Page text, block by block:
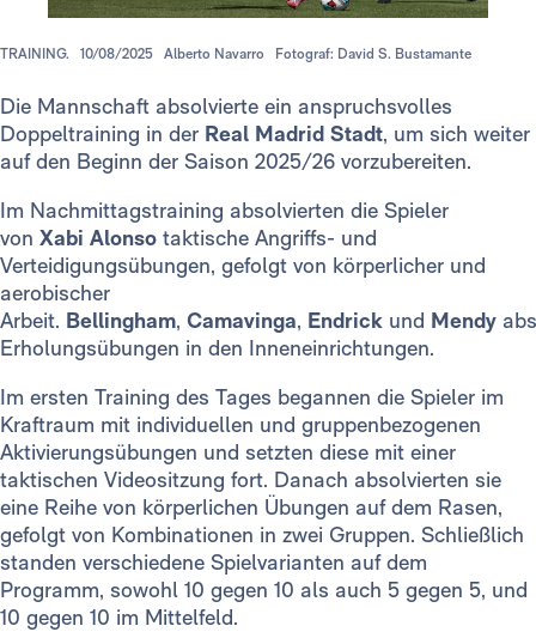
TRAINING. 10/08/2025 Alberto Navarro Fotograf: David S. Bustamante
Die Mannschaft absolvierte ein anspruchsvolles
Doppeltraining in der Real Madrid Stadt, um sich weiter
auf den Beginn der Saison 2025/26 vorzubereiten.
Im Nachmittagstraining absolvierten die Spieler
von Xabi Alonso taktische Angriffs- und
Verteidigungsübungen, gefolgt von körperlicher und
aerobischer
Arbeit. Bellingham, Camavinga, Endrick und Mendy
Erholungsübungen in den Inneneinrichtungen.
Im ersten Training des Tages begannen die Spieler im
Kraftraum mit individuellen und gruppenbezogenen
Aktivierungsübungen und setzten diese mit einer
taktischen Videositzung fort. Danach absolvierten sie
eine Reihe von körperlichen Übungen auf dem Rasen,
gefolgt von Kombinationen in zwei Gruppen. Schließlich
standen verschiedene Spielvarianten auf dem
Programm, sowohl 10 gegen 10 als auch 5 gegen 5, und
10 gegen 10 im Mittelfeld.